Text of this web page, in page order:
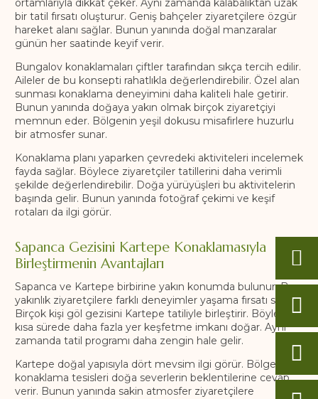
ortamlarıyla dikkat çeker. Aynı zamanda kalabalıktan uzak
bir tatil fırsatı oluşturur. Geniş bahçeler ziyaretçilere özgür
hareket alanı sağlar. Bunun yanında doğal manzaralar
günün her saatinde keyif verir.
Bungalov konaklamaları çiftler tarafından sıkça tercih edilir.
Aileler de bu konsepti rahatlıkla değerlendirebilir. Özel alan
sunması konaklama deneyimini daha kaliteli hale getirir.
Bunun yanında doğaya yakın olmak birçok ziyaretçiyi
memnun eder. Bölgenin yeşil dokusu misafirlere huzurlu
bir atmosfer sunar.
Konaklama planı yaparken çevredeki aktiviteleri incelemek
fayda sağlar. Böylece ziyaretçiler tatillerini daha verimli
şekilde değerlendirebilir. Doğa yürüyüşleri bu aktivitelerin
başında gelir. Bunun yanında fotoğraf çekimi ve keşif
rotaları da ilgi görür.
Sapanca Gezisini Kartepe Konaklamasıyla
Birleştirmenin Avantajları
Sapanca ve Kartepe birbirine yakın konumda bulunur. Bu
yakınlık ziyaretçilere farklı deneyimler yaşama fırsatı sunar.
Birçok kişi göl gezisini Kartepe tatiliyle birleştirir. Böylece
kısa sürede daha fazla yer keşfetme imkanı doğar. Aynı
zamanda tatil programı daha zengin hale gelir.
Kartepe doğal yapısıyla dört mevsim ilgi görür. Bölgedeki
konaklama tesisleri doğa severlerin beklentilerine cevap
verir. Bunun yanında sakin atmosfer ziyaretçilere